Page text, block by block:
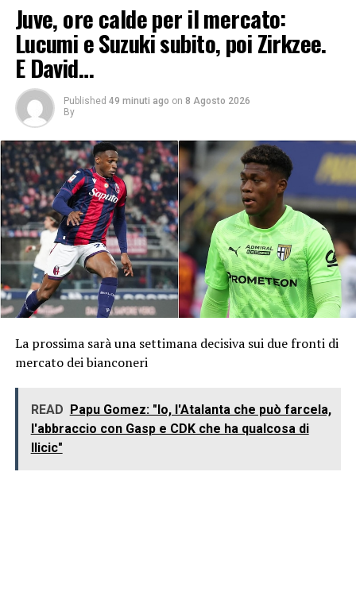
Juve, ore calde per il mercato:
Lucumi e Suzuki subito, poi Zirkzee.
E David…
Published 49 minuti ago on 8 Agosto 2026
By
La prossima sarà una settimana decisiva sui due fronti di
mercato dei bianconeri
READ
Papu Gomez: "Io, l'Atalanta che può farcela,
l'abbraccio con Gasp e CDK che ha qualcosa di
Ilicic"